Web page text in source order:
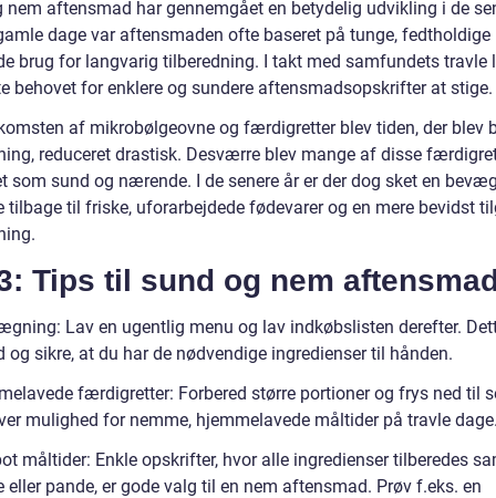
nem aftensmad har gennemgået en betydelig udvikling i de
dage var aftensmaden ofte baseret på tunge, fedtholdige
brug for langvarig tilberedning. I takt med samfundets travle
behovet for enklere og sundere aftensmadsopskrifter at stige.
af mikrobølgeovne og færdigretter blev tiden, der blev
reduceret drastisk. Desværre blev mange af disse
som sund og nærende. I de senere år er der dog sket en
tilbage til friske, uforarbejdede fødevarer og en mere bevidst
Tips til sund og nem
Lav en ugentlig menu og lav indkøbslisten derefter.
og sikre, at du har de nødvendige ingredienser til hånden.
færdigretter: Forbered større portioner og frys ned til
mulighed for nemme, hjemmelavede måltider på travle
måltider: Enkle opskrifter, hvor alle ingredienser tilberedes
eller pande, er gode valg til en nem aftensmad. Prøv f.eks. en